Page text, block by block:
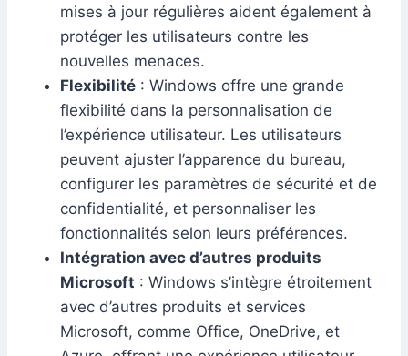
mises à jour régulières aident également à
protéger les utilisateurs contre les
nouvelles menaces.
Flexibilité : Windows offre une grande
flexibilité dans la personnalisation de
l’expérience utilisateur. Les utilisateurs
peuvent ajuster l’apparence du bureau,
configurer les paramètres de sécurité et de
confidentialité, et personnaliser les
fonctionnalités selon leurs préférences.
Intégration avec d’autres produits
Microsoft : Windows s’intègre étroitement
avec d’autres produits et services
Microsoft, comme Office, OneDrive, et